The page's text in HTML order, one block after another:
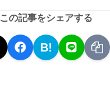
この記事をシェアする
B!